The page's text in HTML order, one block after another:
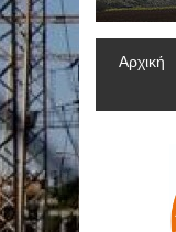
Αρχική